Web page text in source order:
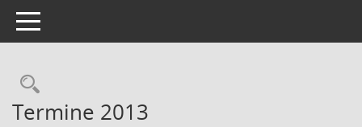
Toggle navigation
Rechercheauswahl
Termine 2013